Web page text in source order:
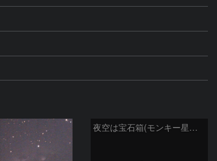
夜空は宝石箱(モンキー星雲 NGC2174) Seestar50